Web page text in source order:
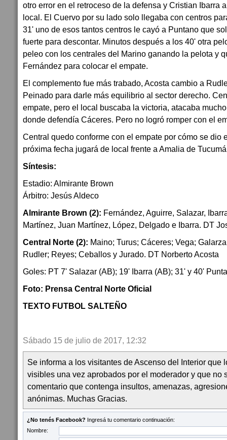
otro error en el retroceso de la defensa y Cristian Ibarra
local. El Cuervo por su lado solo llegaba con centros
31' uno de esos tantos centros le cayó a Puntano que
fuerte para descontar. Minutos después a los 40' otra
peleo con los centrales del Marino ganando la pelota y
Fernández para colocar el empate.
El complemento fue más trabado, Acosta cambio a
Peinado para darle más equilibrio al sector derecho.
empate, pero el local buscaba la victoria, atacaba
donde defendía Cáceres. Pero no logró romper con el
Central quedo conforme con el empate por cómo se dio
próxima fecha jugará de local frente a Amalia de
Síntesis:
Estadio: Almirante Brown
Árbitro: Jesús Aldeco
Almirante Brown (2): Fernández, Aguirre, Salazar,
Martínez, Juan Martínez, López, Delgado e Ibarra. DT
Central Norte (2): Maino; Turus; Cáceres; Vega;
Rudler; Reyes; Ceballos y Jurado. DT Norberto Acosta
Goles: PT 7' Salazar (AB); 19' Ibarra (AB); 31' y 40'
Foto: Prensa Central Norte Oficial
TEXTO FUTBOL SALTEÑO
Sábado 15 de julio de 2017, 12:32
Se informa a los visitantes de Ascenso del Interior que
visibles una vez aprobados por el moderador y que no
comentario que contenga insultos, amenazas,
anónimas. Muchas Gracias.
¿No tenés Facebook? Ingresá tu comentario continuación:
Nombre: